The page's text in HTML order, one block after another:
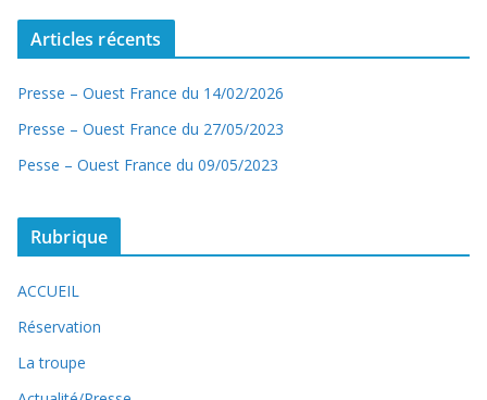
Articles récents
Presse – Ouest France du 14/02/2026
Presse – Ouest France du 27/05/2023
Pesse – Ouest France du 09/05/2023
Rubrique
ACCUEIL
Réservation
La troupe